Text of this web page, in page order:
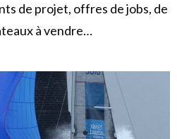
de projet, offres de jobs, de
à vendre…